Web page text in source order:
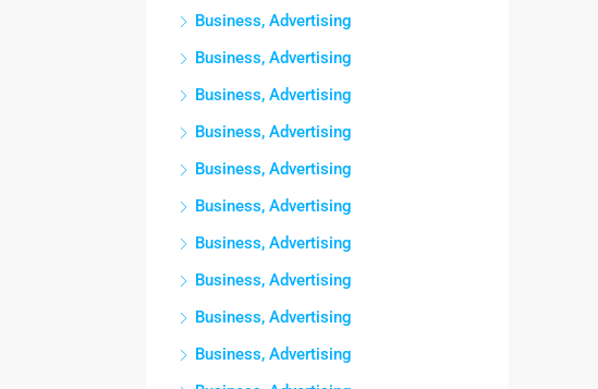
Business, Advertising
Business, Advertising
Business, Advertising
Business, Advertising
Business, Advertising
Business, Advertising
Business, Advertising
Business, Advertising
Business, Advertising
Business, Advertising